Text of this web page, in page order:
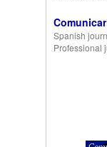
Spanish
Professional